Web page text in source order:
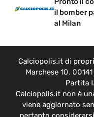
il bomber
al Milan
Calciopolis.it di
Marchese 10,
Partita
Calciopolis.it non è
viene aggiornato